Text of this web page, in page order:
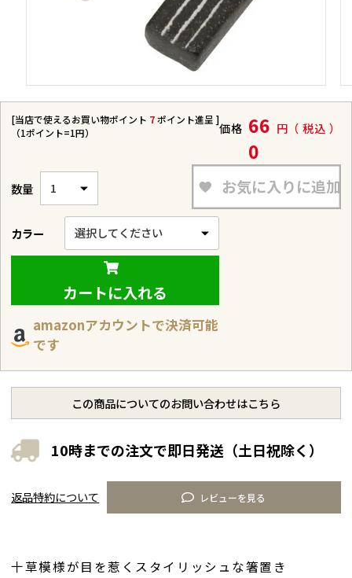
[当店で使えるお買い物ポイント 7ポイント進呈 ]
（1ポイント=1円）
価格 66
0
税込
カラー
お気に入りに追加
カートに入れる
amazonアカウントで決済可能
です
10時までの注文で即日発送（土日祝除く）
この商品についてのお問い合わせはこちら
レビューを見る
返品特約について
十草模様が目を惹くスタイリッシュな箸置き